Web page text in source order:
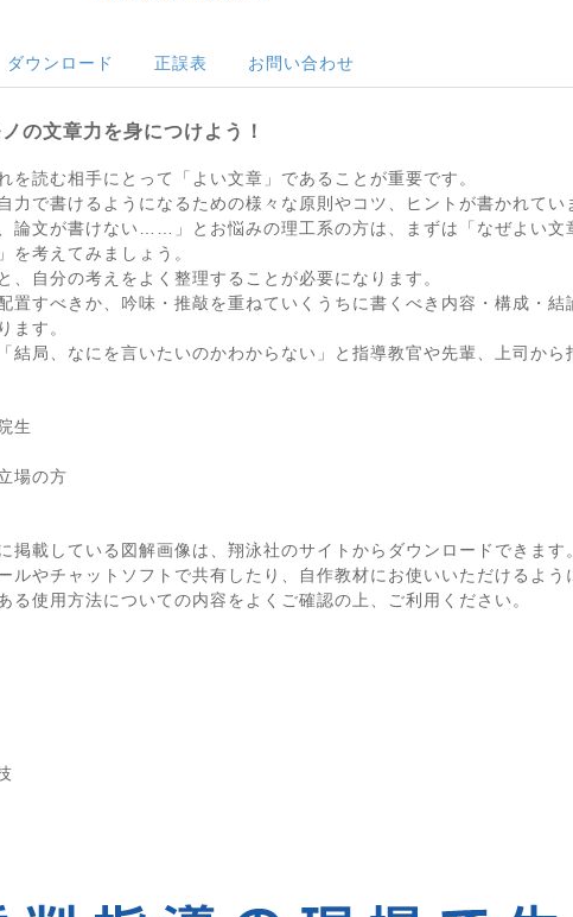
ダウンロード 正誤表 お問い合わせ
の文章力を身につけよう！
を読む相手にとって「よい文章」であることが重要です。
力で書けるようになるための様々な原則やコツ、ヒントが書かれてい
論文が書けない……」とお悩みの理工系の方は、まずは「なぜよい
を考えてみましょう。
、自分の考えをよく整理することが必要になります。
置すべきか、吟味・推敲を重ねていくうちに書くべき内容・構成・
ます。
結局、なにを言いたいのかわからない」と指導教官や先輩、上司から
生
場の方
掲載している図解画像は、翔泳社のサイトからダウンロードできます。
ルやチャットソフトで共有したり、自作教材にお使いいただけるよう
使用方法についての内容をよくご確認の上、ご利用ください。